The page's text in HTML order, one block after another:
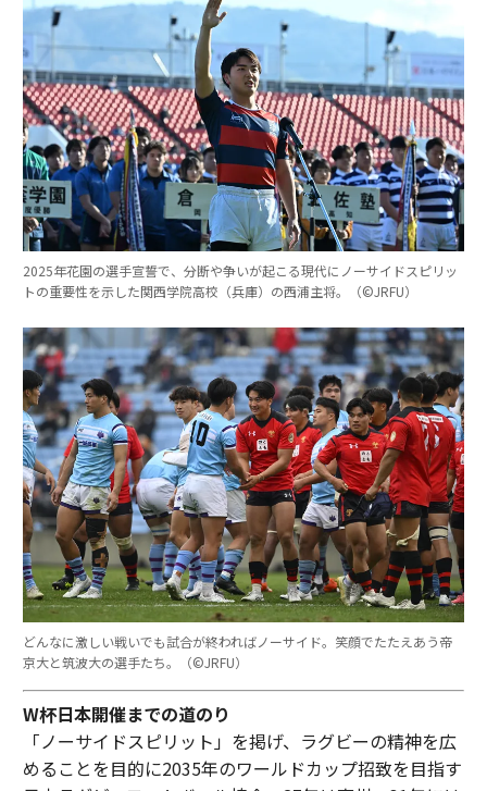
2025年花園の選手宣誓で、分断や争いが起こる現代にノーサイドスピリッ
トの重要性を示した関西学院高校（兵庫）の西浦主将。（©︎JRFU）
どんなに激しい戦いでも試合が終わればノーサイド。笑顔でたたえあう帝
京大と筑波大の選手たち。（©︎JRFU）
W杯日本開催までの道のり
「ノーサイドスピリット」を掲げ、ラグビーの精神を広
めることを目的に2035年のワールドカップ招致を目指す